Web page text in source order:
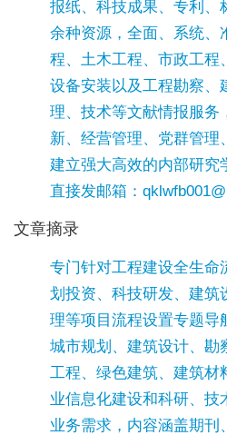
报纸、科技成果、专利、
余种资源，全面、系统、
程、土木工程、市政工程
设备安装以及工程勘察、
理、技术等文献情报服务
新、经营管理、党群管理
建立强大高效的内部研究
直接发邮箱：
文章摘录
专门针对工程建设全生命
划投资、科技研发、建筑
理等项目流程设置专题导
城市规划、建筑设计、勘
工程、绿色建筑、建筑材
业信息化建设和科研、技
业务需求，内容涵盖期刊